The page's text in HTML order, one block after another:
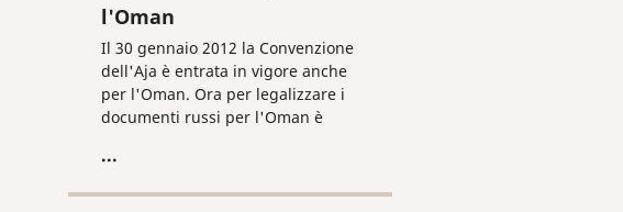
l'Oman
Il 30 gennaio 2012 la Convenzione
dell'Aja è entrata in vigore anche
per l'Oman. Ora per legalizzare i
documenti russi per l'Oman è
l'apostille!
...